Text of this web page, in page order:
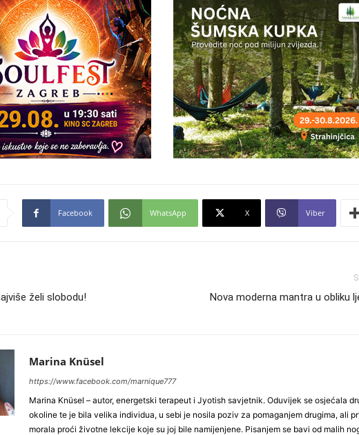
Facebook WhatsApp X Viber
želi slobodu! Nova moderna mantra u obliku
Marina Knüsel
https://www.facebook.com/marnique777
Marina Knüsel – autor, energetski terapeut i Jyotish savjetnik. Oduvijek se osjećala
okoline te je bila velika individua, u sebi je nosila poziv za pomaganjem drugima, ali
morala proći životne lekcije koje su joj bile namijenjene. Pisanjem se bavi od malih